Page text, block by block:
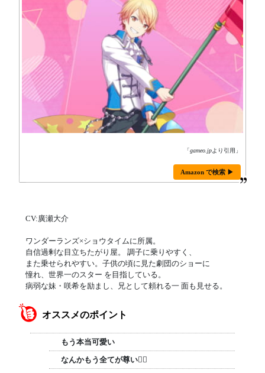
「gameo.jpより引用」
Amazon で検索 ▶
CV:廣瀬大介
ワンダーランズ×ショウタイムに所属。
自信過剰な目立ちたがり屋。 調子に乗りやすく、
また乗せられやすい。子供の頃に見た劇団のショーに
憧れ、世界一のスター を目指している。
病弱な妹・咲希を励まし、兄として頼れる一 面も見せる。
オススメのポイント
もう本当可愛い
なんかもう全てが尊い🤦‍♀️